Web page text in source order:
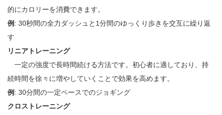
的にカロリーを消費できます。
例: 30秒間の全力ダッシュと1分間のゆっくり歩きを交互に繰り返
す
リニアトレーニング
一定の強度で長時間続ける方法です。初心者に適しており、持
続時間を徐々に増やしていくことで効果を高めます。
例: 30分間の一定ペースでのジョギング
クロストレーニング